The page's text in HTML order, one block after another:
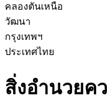
คลองตันเหนือ
วัฒนา
กรุงเทพฯ
ประเทศไทย
สิ่งอำนวยค